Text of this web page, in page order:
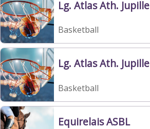
Lg. Atlas Ath. Jupille
Basketball
Lg. Atlas Ath. Jupille
Basketball
Equirelais ASBL